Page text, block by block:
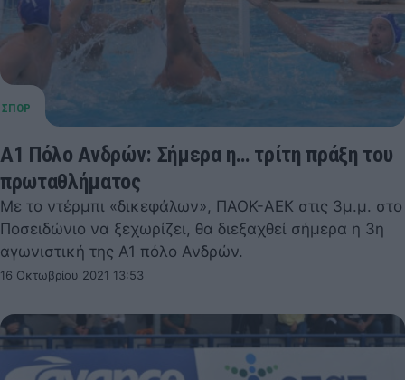
Α1 Πόλο Ανδρών: Σήμερα η… τρίτη πράξη του
πρωταθλήματος
Με το ντέρμπι «δικεφάλων», ΠΑΟΚ-ΑΕΚ στις 3μ.μ. στο
Ποσειδώνιο να ξεχωρίζει, θα διεξαχθεί σήμερα η 3η
αγωνιστική της Α1 πόλο Ανδρών.
16 Οκτωβρίου 2021 13:53